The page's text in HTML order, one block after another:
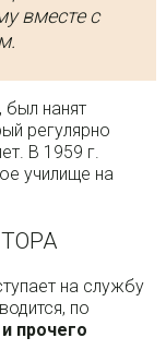
вместе с
был нанят
регулярно
В 1959 г.
училище на
на службу
по
прочего